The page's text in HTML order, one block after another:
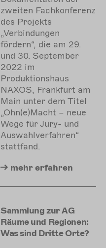
zweiten Fachkonferenz
des Projekts
„Verbindungen
fördern“, die am 29.
und 30. September
2022 im
Produktionshaus
NAXOS, Frankfurt am
Main unter dem Titel
„Ohn(e)Macht – neue
Wege für Jury- und
Auswahlverfahren“
stattfand.
mehr erfahren
Sammlung zur AG
Räume und Regionen:
Was sind Dritte Orte?